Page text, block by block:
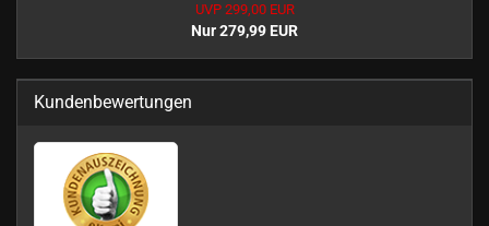
UVP 299,00 EUR
Nur 279,99 EUR
Kundenbewertungen